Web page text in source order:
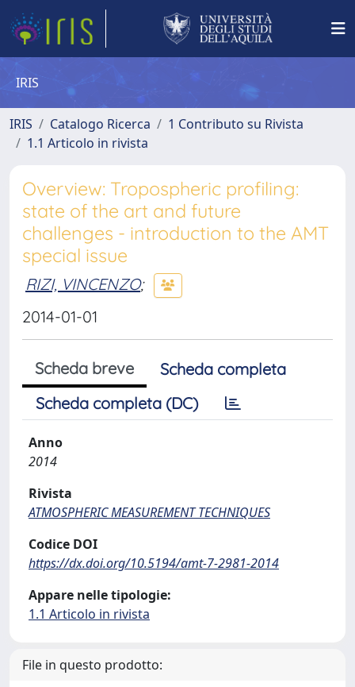
IRIS
IRIS Catalogo Ricerca
1 Contributo su Rivista
1.1 Articolo in rivista
Overview: Tropospheric profiling:
state of the art and future
challenges - introduction to the AMT
special issue
RIZI, VINCENZO;
2014-01-01
Scheda breve
Scheda completa
Scheda completa (DC)
Anno
2014
Rivista
ATMOSPHERIC MEASUREMENT TECHNIQUES
Codice DOI
https://dx.doi.org/10.5194/amt-7-2981-2014
Appare nelle tipologie:
1.1 Articolo in rivista
File in questo prodotto: